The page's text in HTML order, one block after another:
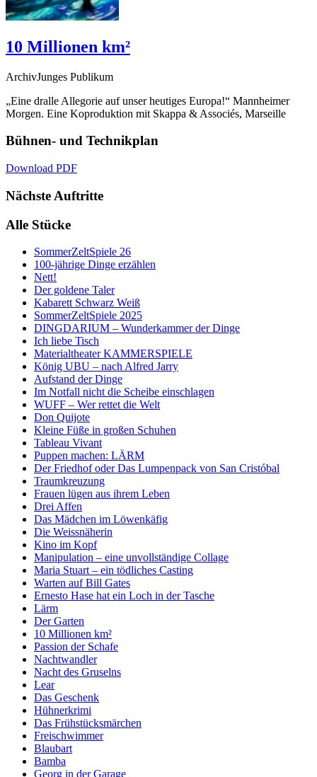
10 Millionen km²
ArchivJunges Publikum
„Eine dralle Allegorie auf unser heutiges Europa!“ Mannheimer
Morgen. Eine Koproduktion mit Skappa & Associés, Marseille
Bühnen- und Technikplan
Download PDF
Nächste Auftritte
Alle Stücke
SommerZeltSpiele 26
100-jährige Dinge erzählen
Nett!
Der goldene Taler
Kabarett Schwarz Weiß
SommerZeltSpiele 2025
DINGDARIUM – Wunderkammer der Dinge
Ich liebe Tisch
Materialtheater KAMMERSPIELE
König UBU – nach Alfred Jarry
Aufstand der Dinge
Im Notfall nicht die Scheibe einschlagen
WUFF – Wer rettet die Welt
Don Quijote
Kleine Füße in großen Schuhen
Tableau Vivant
Puppen machen: LÄRM
Der Friedhof oder Das Lumpenpack von San Cristóbal
Traumkreuzung
Frauen lügen aus ihrem Leben
Drei Affen
Das Mädchen im Löwenkäfig
Die Weissnäherin
Kino im Kopf
Manipulation – eine unvollständige Collage
Maria Stuart – ein tödliches Casting
Warten auf Bill Gates
Ernesto Hase hat ein Loch in der Tasche
Lärm
Der Garten
10 Millionen km²
Passion der Schafe
Nachtwandler
Nacht des Gruselns
Lear
Das Geschenk
Hühnerkrimi
Das Frühstücksmärchen
Freischwimmer
Blaubart
Bamba
Georg in der Garage